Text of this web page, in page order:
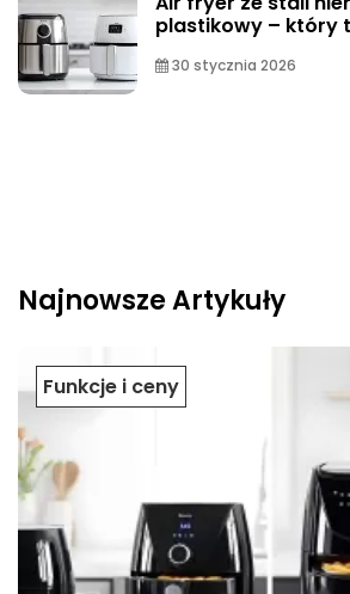
plastikowy – który
30 stycznia 2026
Najnowsze Artykuły
Funkcje i ceny